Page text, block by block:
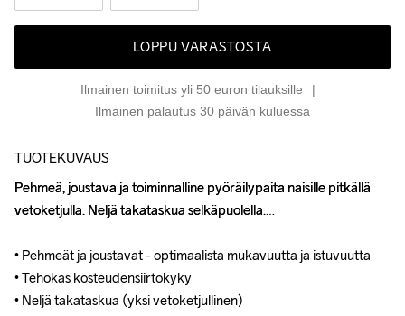
LOPPU VARASTOSTA
Ilmainen toimitus yli 50 euron tilauksille
Ilmainen palautus 30 päivän kuluessa
TUOTEKUVAUS
Pehmeä, joustava ja toiminnalline pyöräilypaita naisille pitkällä
vetoketjulla. Neljä takataskua selkäpuolella.
• Pehmeät ja joustavat - optimaalista mukavuutta ja istuvuutta
• Tehokas kosteudensiirtokyky
• Neljä takataskua (yksi vetoketjullinen)
Pehmeä, joustava ja toiminnalline pyöräilypaita naisille pitkällä
vetoketjulla. Neljä takataskua selkäpuolella.
• Pehmeät ja joustavat - optimaalista mukavuutta ja istuvuutta
• Tehokas kosteudensiirtokyky
• Neljä takataskua (yksi vetoketjullinen)